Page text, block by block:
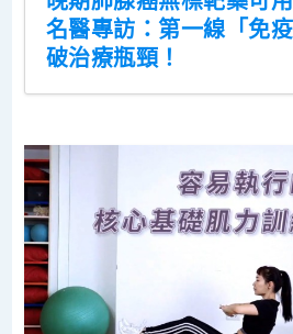
名醫專訪：第一線「免
破治療瓶頸！